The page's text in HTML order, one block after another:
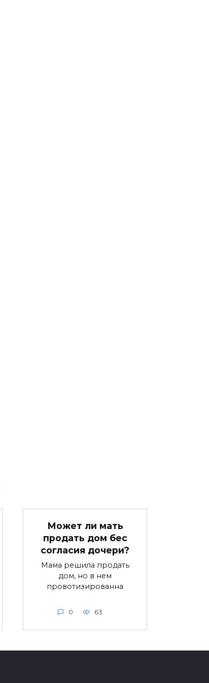
Может ли мать
продать дом бес
согласия дочери?
Мама решила продать
дом, но в нем
провотизированна
0 63